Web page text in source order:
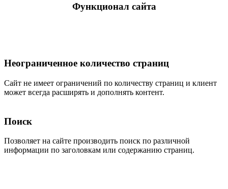
Функционал сайта
Неограниченное количество страниц
Сайт не имеет ограничений по количеству страниц и клиент
может всегда расширять и дополнять контент.
Поиск
Позволяет на сайте производить поиск по различной
информации по заголовкам или содержанию страниц.